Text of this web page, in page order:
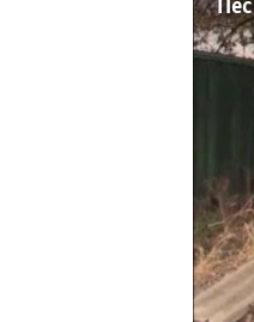
КРЫМ.НЕПОКОРЕННЫЙ
УКРАИНСКАЯ ПРОБЛЕМА